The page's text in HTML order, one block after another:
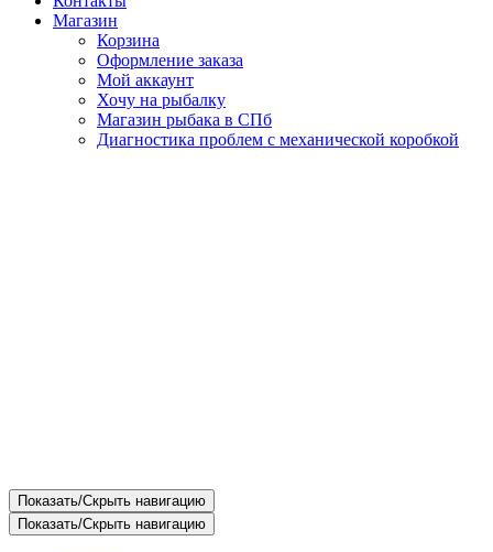
Магазин
Корзина
Оформление заказа
Мой аккаунт
Хочу на рыбалку
Магазин рыбака в СПб
Диагностика проблем с механической коробкой
Показать/Скрыть навигацию
Показать/Скрыть навигацию